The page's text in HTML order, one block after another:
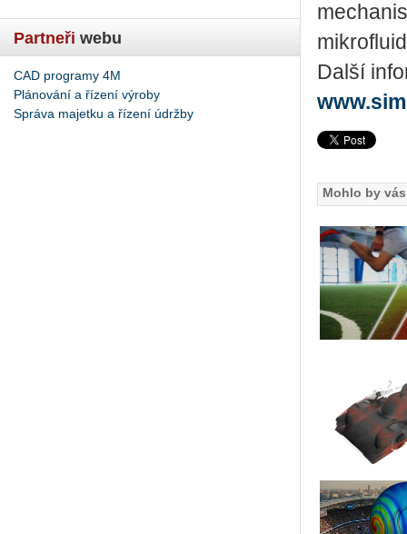
Partneři webu
CAD programy 4M
Plánování a řízení výroby
Správa majetku a řízení údržby
Další
Mohlo by